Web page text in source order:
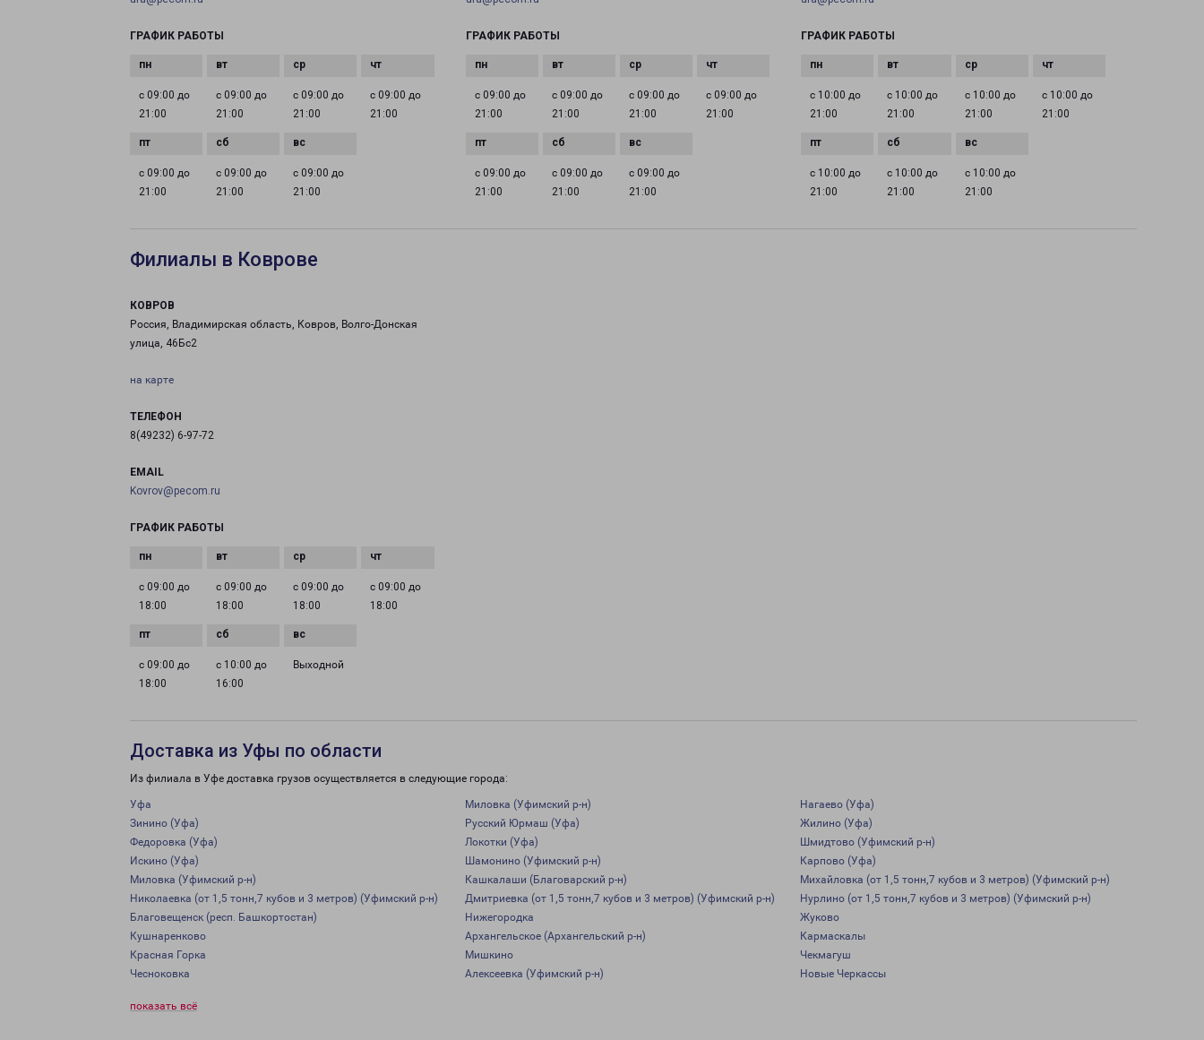
ГРАФИК РАБОТЫ
с 09:00 до
21:00
с 09:00 до
21:00
с 09:00 до
21:00
с 09:00 до
21:00
с 09:00 до
21:00
с 09:00 до
21:00
с 09:00 до
21:00
ГРАФИК РАБОТЫ
с 09:00 до
21:00
с 09:00 до
21:00
с 09:00 до
21:00
с 09:00 до
21:00
с 09:00 до
21:00
с 09:00 до
21:00
с 09:00 до
21:00
ГРАФИК РАБОТЫ
с 10:00 до
21:00
с 10:00 до
21:00
с 10:00 до
21:00
с 10:00 до
21:00
с 10:00 до
21:00
с 10:00 до
21:00
с 10:00 до
21:00
Филиалы в Коврове
КОВРОВ
Россия, Владимирская область, Ковров, Волго-Донская
улица, 46Бс2
на карте
ТЕЛЕФОН
8(49232) 6-97-72
EMAIL
Kovrov@pecom.ru
ГРАФИК РАБОТЫ
с 09:00 до
18:00
с 09:00 до
18:00
с 09:00 до
18:00
с 09:00 до
18:00
с 09:00 до
18:00
с 10:00 до
16:00
Выходной
Доставка из Уфы по области
Из филиала в Уфе доставка грузов осуществляется в следующие города:
Уфа Миловка (Уфимский р-н)
Нагаево (Уфа)
Зинино (Уфа)
Русский Юрмаш (Уфа)
Жилино (Уфа)
Федоровка (Уфа)
Локотки (Уфа)
Шмидтово (Уфимский р-н)
Искино (Уфа)
Шамонино (Уфимский р-н)
Карпово (Уфа)
Миловка (Уфимский р-н)
Кашкалаши (Благоварский р-н)
Михайловка (от 1,5 тонн,7 кубов и 3 метров) (Уфимский р-н)
Николаевка (от 1,5 тонн,7 кубов и 3 метров) (Уфимский р-н)
Дмитриевка (от 1,5 тонн,7 кубов и 3 метров) (Уфимский р-н)
Нурлино (от 1,5 тонн,7 кубов и 3 метров) (Уфимский р-н)
Благовещенск (респ. Башкортостан)
Нижегородка
Жуково
Кушнаренково
Архангельское (Архангельский р-н)
Кармаскалы
Красная Горка
Мишкино
Чекмагуш
Чесноковка
Алексеевка (Уфимский р-н) Новые Черкассы
показать всё